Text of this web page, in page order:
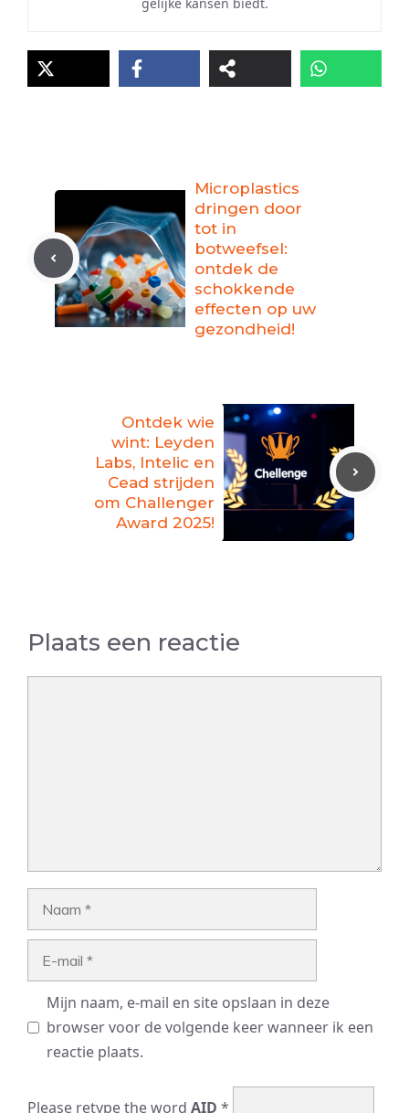
Microplastics
dringen door
tot in
botweefsel:
ontdek de
schokkende
effecten op uw
gezondheid!
Ontdek wie
wint: Leyden
Labs, Intelic en
Cead strijden
om Challenger
Award 2025!
Plaats een reactie
Mijn naam, e-mail en site opslaan in deze
browser voor de volgende keer wanneer ik een
reactie plaats.
Please retype the word AID *